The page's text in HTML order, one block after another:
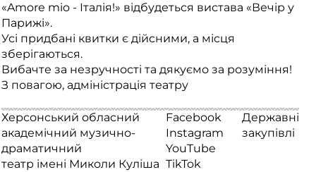
«Amore mio - Італія!» відбудеться вистава «Вечір у
Парижі».
Усі придбані квитки є дійсними, а місця
зберігаються.
Вибачте за незручності та дякуємо за розуміння!
З повагою, адміністрація театру
Херсонський обласний
академічний музично-
драматичний
театр імені Миколи Куліша
Facebook
Instagram
YouTube
TikTok
Державні
закупівлі